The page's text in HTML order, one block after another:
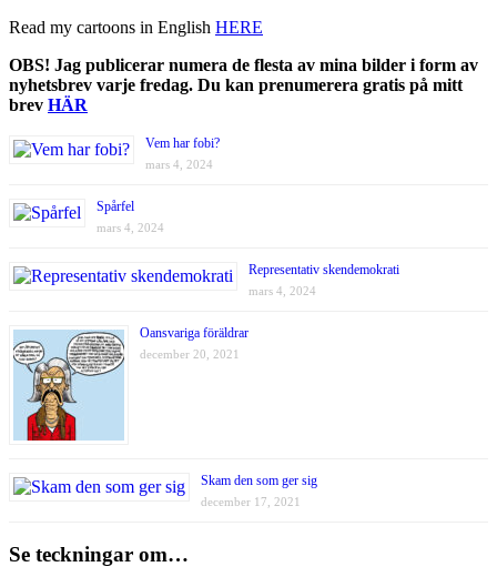
Read my cartoons in English HERE
OBS! Jag publicerar numera de flesta av mina bilder i form av
nyhetsbrev varje fredag. Du kan prenumerera gratis på mitt
brev HÄR
Vem har fobi?
mars 4, 2024
Spårfel
mars 4, 2024
Representativ skendemokrati
mars 4, 2024
Oansvariga föräldrar
december 20, 2021
Skam den som ger sig
december 17, 2021
Se teckningar om…